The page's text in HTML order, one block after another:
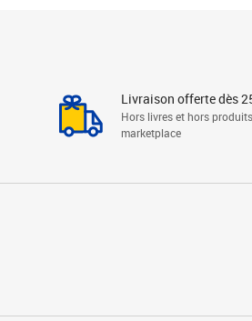
Livraison offerte dès
Hors livres et hors produits
marketplace